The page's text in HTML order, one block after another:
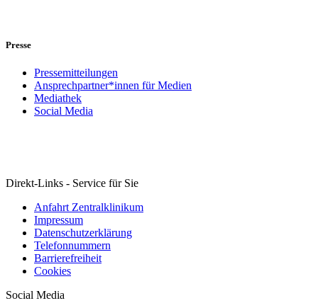
Presse
Pressemitteilungen
Ansprechpartner*innen für Medien
Mediathek
Social Media
Direkt-Links - Service für Sie
Anfahrt Zentralklinikum
Impressum
Datenschutzerklärung
Telefonnummern
Barrierefreiheit
Cookies
Social Media